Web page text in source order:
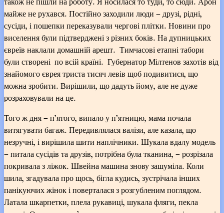
майже не рухався. Постійно заходили люди – друзі, рідні,
сусіди, і пошепки переказували чергові плітки. Новини про
виселення були підтверджені з різних боків. На дупницьких
євреїв наклали домашній арешт. Тимчасові етапні табори
були створені по всій країні. Губернатор Мілтенов захотів від
знайомого єврея триста тисяч левів щоб подивитися, що
можна зробити. Вирішили, що дадуть йому, але не дуже
розраховували на це.
Того ж дня – п’ятого, випало у п’ятницю, мама почала
витягувати багаж. Передивлялася валізи, але казала, що
незручні, і вирішила шити наплічники. Шукала вдалу модель
– питала сусідів та друзів, потрібна була тканина, – розрізала
покривала з ліжок. Швейна машина знову зашуміла. Коли
шила, згадувала про щось, бігла кудись, зустрічала інших
панікуючих жінок і поверталася з розгубленим поглядом.
Латала шкарпетки, плела рукавиці, шукала фляги, пекла